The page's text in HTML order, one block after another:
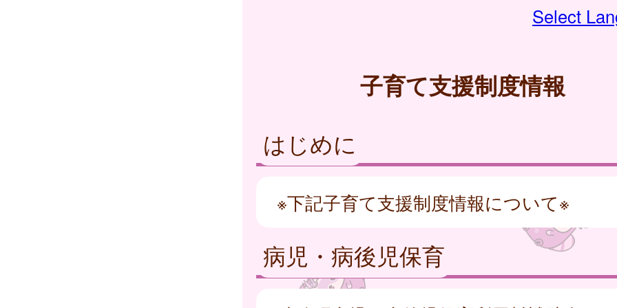
Select
子育て支援制度情報
はじめに
※下記子育て支援制度情報について※
病児・病後児保育